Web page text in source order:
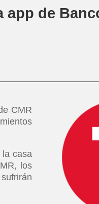
de
CMR
la casa
los